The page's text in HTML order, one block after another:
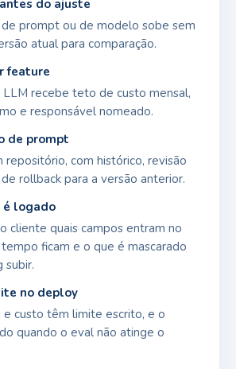
do ajuste
prompt ou de modelo sobe sem
atual para comparação.
feature
LLM recebe teto de custo mensal,
e responsável nomeado.
de prompt
com histórico, revisão
rollback para a versão anterior.
é logado
cliente quais campos entram no
ficam e o que é mascarado
subir.
no deploy
custo têm limite escrito, e o
quando o eval não atinge o